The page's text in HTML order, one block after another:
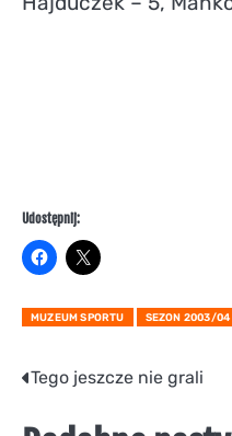
Udostępnij:
MUZEUM SPORTU SEZON 2003/04
Nawigacja
wpisu
Tego jeszcze nie grali